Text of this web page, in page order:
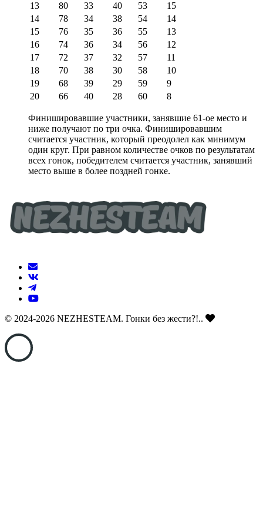
13 80 33 40 53
15
14
78 34 38 54
14
15
76 35 36 55
13
16
74 36 34 56
12
17
72 37 32 57
11
18
70 38 30 58
10
19
68 39 29 59
9
20
66 40 28 60 8
Финишировавшие участники, занявшие 61-ое место и
ниже получают по три очка. Финишировавшим
считается участник, который преодолел как минимум
один круг. При равном количестве очков по результатам
всех гонок, победителем считается участник, занявший
место выше в более поздней гонке.
© 2024-2026 NEZHESTEAM. Гонки без жести?!..